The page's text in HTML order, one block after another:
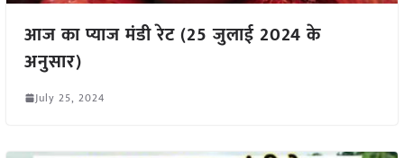
आज का प्याज मंडी रेट (25 जुलाई 2024 के
अनुसार)
July 25, 2024